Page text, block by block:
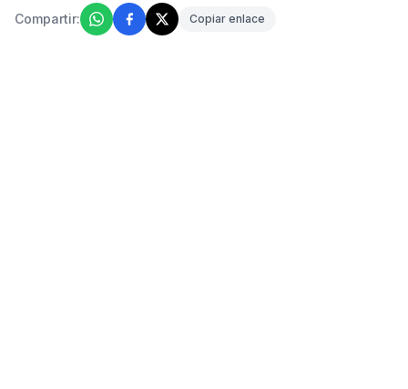
Compartir: Copiar enlace